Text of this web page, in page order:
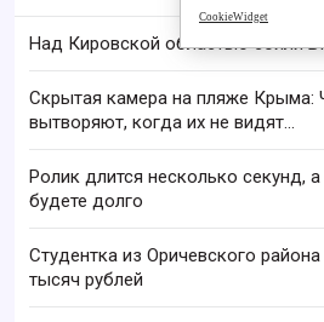
Над Кировской областью сбили
Скрытая камера на пляже Крыма:
вытворяют, когда их не видят...
Ролик длится несколько секунд,
будете долго
Студентка из Оричевского
тысяч рублей
CookieWidget